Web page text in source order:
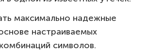
максимально надежные
настраиваемых
символов.